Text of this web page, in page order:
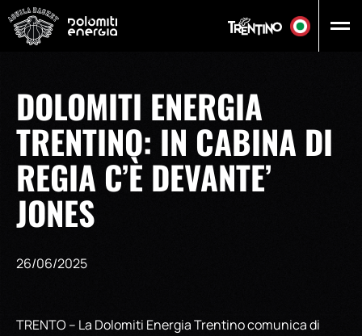
DOLOMITI ENERGIA
TRENTINO: IN CABINA DI
REGIA C’È DEVANTE’
JONES
26/06/2025
TRENTO – La Dolomiti Energia Trentino comunica di